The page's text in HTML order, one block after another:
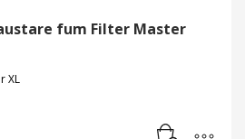
fum Filter Master
XL